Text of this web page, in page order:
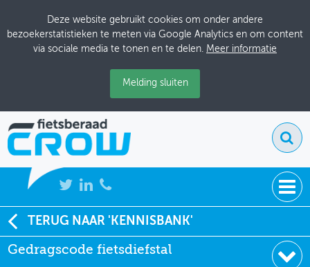
Deze website gebruikt cookies om onder andere
bezoekerstatistieken te meten via Google Analytics en om content
via sociale media te tonen en te delen. Meer informatie
Melding sluiten
NIEUWS
BIJEENKOMSTEN
TERUG NAAR 'KENNISBANK'
Gedragscode fietsdiefstal
Soort:
Artikelen Tijdschriften
Uitgever:
Vogelvrije Fietser